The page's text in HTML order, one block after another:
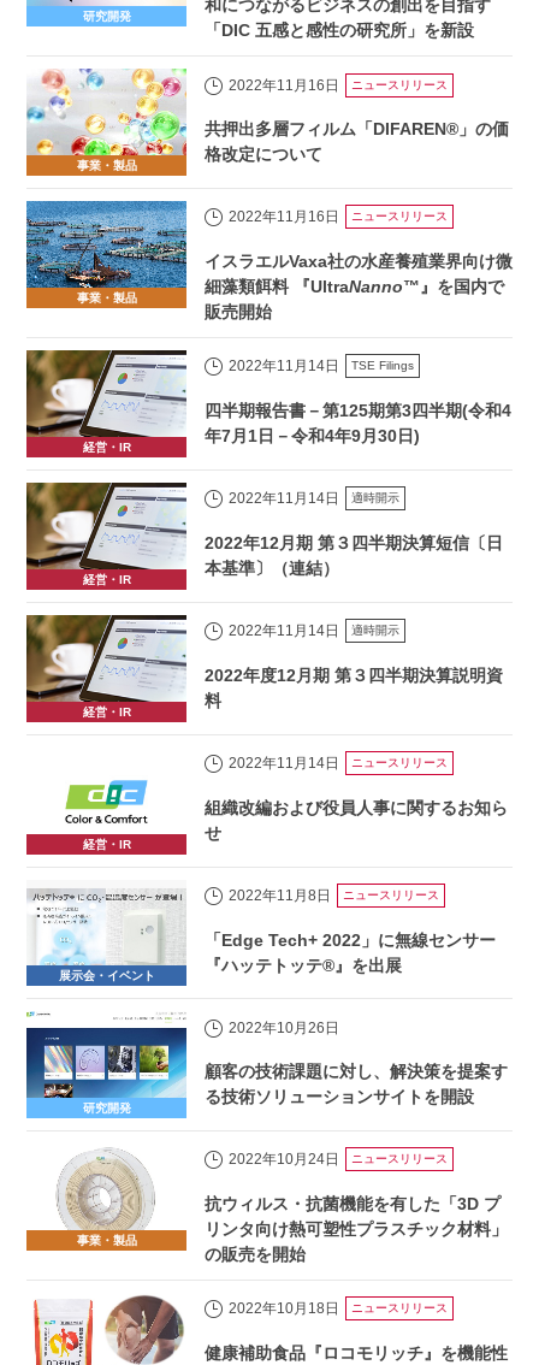
研究開発
和につながるビジネスの創出を目指す
「DIC 五感と感性の研究所」を新設
事業・製品
2022年11月16日 ニュースリリース
共押出多層フィルム「DIFAREN®」の価
格改定について
事業・製品
2022年11月16日 ニュースリリース
イスラエルVaxa社の水産養殖業界向け微
細藻類餌料 『UltraNanno™』を国内で
販売開始
経営・IR
2022年11月14日 TSE Filings
四半期報告書－第125期第3四半期(令和4
年7月1日－令和4年9月30日)
経営・IR
2022年11月14日 適時開示
2022年12月期 第３四半期決算短信〔日
本基準〕（連結）
経営・IR
2022年11月14日 適時開示
2022年度12月期 第３四半期決算説明資
料
経営・IR
2022年11月14日 ニュースリリース
組織改編および役員人事に関するお知ら
せ
展示会・イベント
2022年11月8日 ニュースリリース
「Edge Tech+ 2022」に無線センサー
『ハッテトッテ®』を出展
研究開発
2022年10月26日
顧客の技術課題に対し、解決策を提案す
る技術ソリューションサイトを開設
事業・製品
2022年10月24日 ニュースリリース
抗ウィルス・抗菌機能を有した「3D プ
リンタ向け熱可塑性プラスチック材料」
の販売を開始
2022年10月18日 ニュースリリース
健康補助食品『ロコモリッチ』を機能性